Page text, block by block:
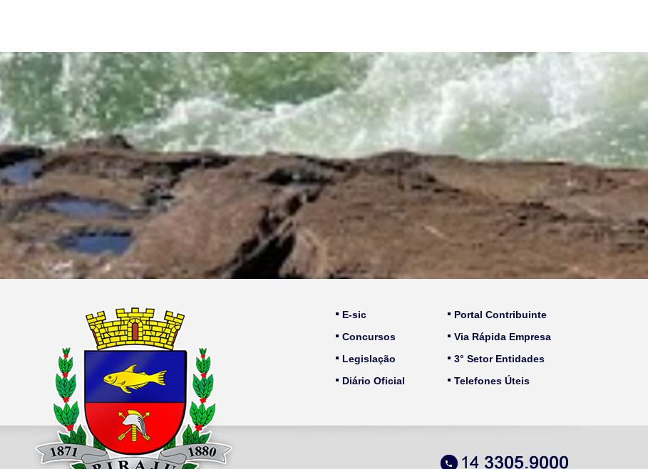
E-sic
Concursos
Legislação
Diário Oficial
Portal Contribuinte
Via Rápida Empresa
3° Setor Entidades
Telefones Úteis